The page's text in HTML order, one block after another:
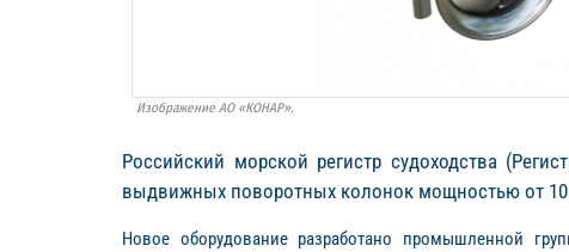
Изображение АО «КОНАР».
Российский морской регистр судоходства
выдвижных поворотных колонок мощностью от
Новое оборудование разработано промышленной